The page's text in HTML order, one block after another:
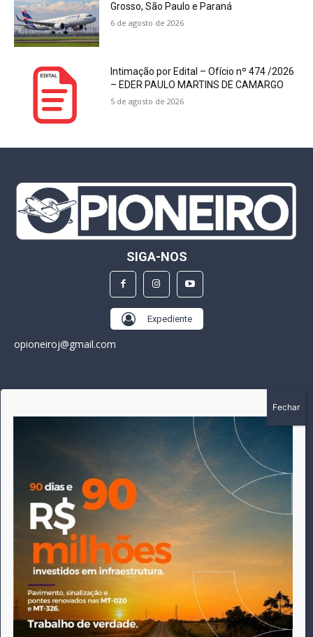
Grosso, São Paulo e Paraná
6 de agosto de 2026
Intimação por Edital – Ofício nº 474 /2026
– EDER PAULO MARTINS DE CAMARGO
5 de agosto de 2026
SIGA-NOS
Expediente
opioneiroj@gmail.com
A história do Pioneiro inicia em fevereiro de 2005 em
Canarana - MT, na época, como um jornal impresso semanal,
que chegou a possuir mil assinantes. Durante 15 anos, foram
publicadas 691 edições que narraram os acontecimentos
políticos, policiais e cotidianos de Canarana e região. Fiel a sua
origem, pautado sempre pela busca incessante da
imparcialidade, faz jus a sua logo, com o característico "avião
da praça" de Canarana, sendo o símbolo do
comprometimento deste veículo de comunicação com o
relato dos fatos neste município. Em 06 de dezembro de 2019
circulou a última edição impressa do jornal, que desde então
tem veiculação exclusivamente online.